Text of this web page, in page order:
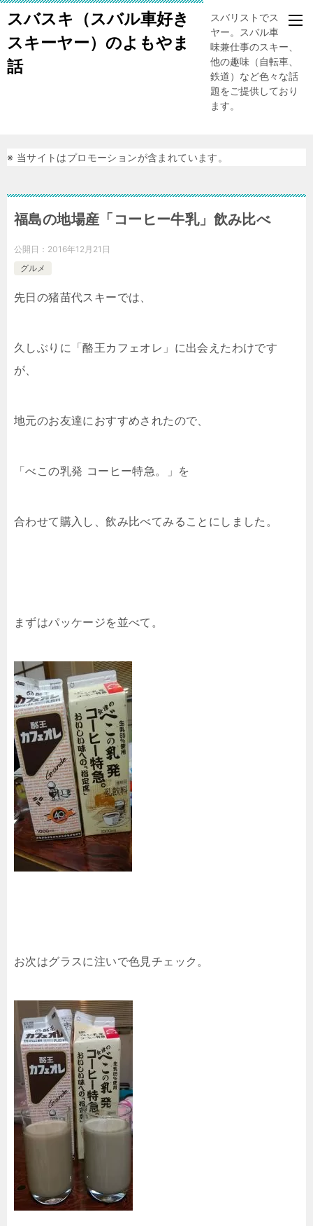
スバスキ（スバル車好き
スキーヤー）のよもやま
話
スバリストでスキー
ヤー。スバル車、趣
味兼仕事のスキー、
他の趣味（自転車、
鉄道）など色々な話
題をご提供しており
ます。
※ 当サイトはプロモーションが含まれています。
福島の地場産「コーヒー牛乳」飲み比べ
公開日： 2016年12月21日
グルメ
先日の猪苗代スキーでは、
久しぶりに「酪王カフェオレ」に出会えたわけです
が、
地元のお友達におすすめされたので、
「べこの乳発 コーヒー特急。」を
合わせて購入し、飲み比べてみることにしました。
まずはパッケージを並べて。
お次はグラスに注いで色見チェック。